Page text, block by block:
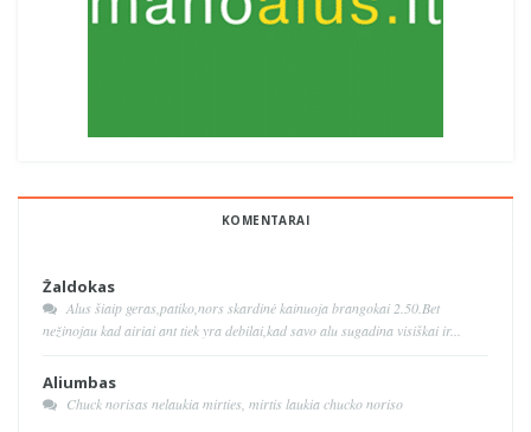
KOMENTARAI
Žaldokas
Alus šiaip geras,patiko,nors skardinė kainuoja brangokai 2.50.Bet
nežinojau kad airiai ant tiek yra debilai,kad savo alu sugadina visiškai ir...
Aliumbas
Chuck norisas nelaukia mirties, mirtis laukia chucko noriso